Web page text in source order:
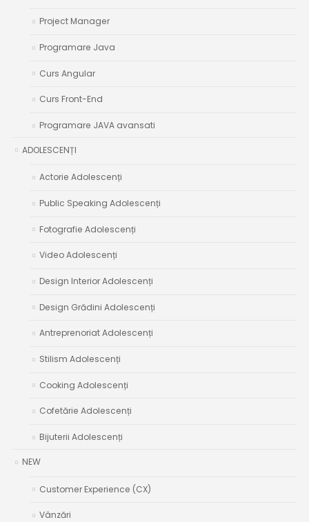
Project Manager
Programare Java
Curs Angular
Curs Front-End
Programare JAVA avansati
ADOLESCENȚI
Actorie Adolescenți
Public Speaking Adolescenți
Fotografie Adolescenți
Video Adolescenți
Design Interior Adolescenți
Design Grădini Adolescenți
Antreprenoriat Adolescenți
Stilism Adolescenți
Cooking Adolescenți
Cofetărie Adolescenți
Bijuterii Adolescenți
NEW
Customer Experience (CX)
Vânzări